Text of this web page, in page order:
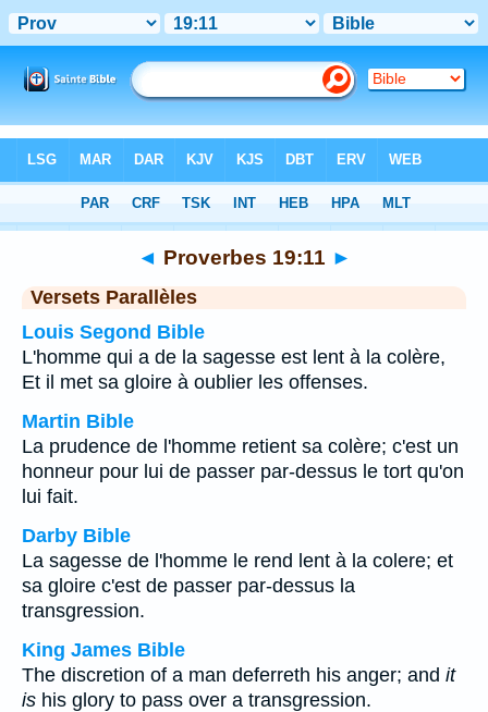
Chapitre 19 > Verset 11
◄ Proverbes 19:11 ►
Versets Parallèles
Louis Segond Bible
L'homme qui a de la sagesse est lent à la colère,
Et il met sa gloire à oublier les offenses.
Martin Bible
La prudence de l'homme retient sa colère; c'est un
honneur pour lui de passer par-dessus le tort qu'on
lui fait.
Darby Bible
La sagesse de l'homme le rend lent à la colere; et
sa gloire c'est de passer par-dessus la
transgression.
King James Bible
The discretion of a man deferreth his anger; and it
is his glory to pass over a transgression.